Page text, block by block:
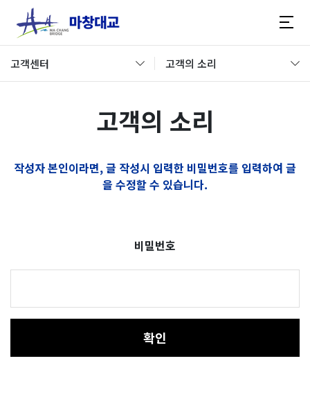
고객센터 고객의 소리
고객의 소리
작성자 본인이라면, 글 작성시 입력한 비밀번호를 입력하여 글
을 수정할 수 있습니다.
비밀번호
확인